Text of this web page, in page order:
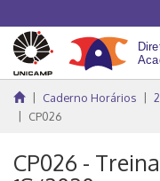
Caderno Horários
CP026
CP026 -